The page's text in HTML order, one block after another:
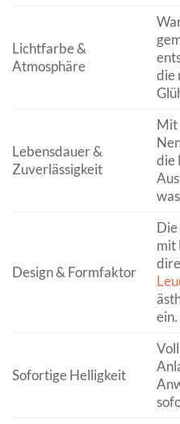
Lichtfarbe &
Atmosphäre
die
Lebensdauer &
Zuverlässigkeit
Mit
die
Design & Formfaktor
mit
ein.
Sofortige Helligkeit